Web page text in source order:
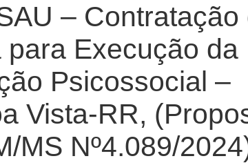
– Contratação
Execução da
Psicossocial –
Vista-RR,
MS Nº4.089/